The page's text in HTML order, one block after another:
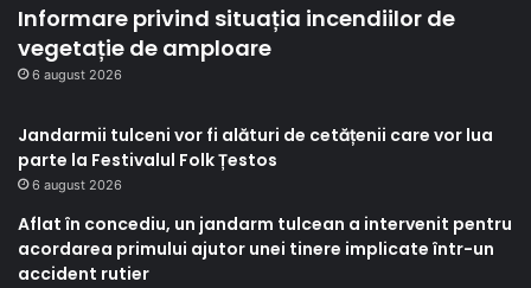
Informare privind situația incendiilor de
vegetație de amploare
6 august 2026
Jandarmii tulceni vor fi alături de cetățenii care vor lua
parte la Festivalul Folk Țestos
6 august 2026
Aflat în concediu, un jandarm tulcean a intervenit pentru
acordarea primului ajutor unei tinere implicate într-un
accident rutier